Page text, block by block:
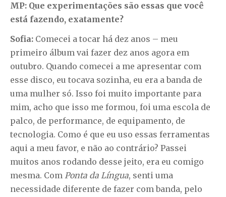
MP: Que experimentações são essas que você
está fazendo, exatamente?
Sofia: Comecei a tocar há dez anos – meu
primeiro álbum vai fazer dez anos agora em
outubro. Quando comecei a me apresentar com
esse disco, eu tocava sozinha, eu era a banda de
uma mulher só. Isso foi muito importante para
mim, acho que isso me formou, foi uma escola de
palco, de performance, de equipamento, de
tecnologia. Como é que eu uso essas ferramentas
aqui a meu favor, e não ao contrário? Passei
muitos anos rodando desse jeito, era eu comigo
mesma. Com Ponta da Língua, senti uma
necessidade diferente de fazer com banda, pelo